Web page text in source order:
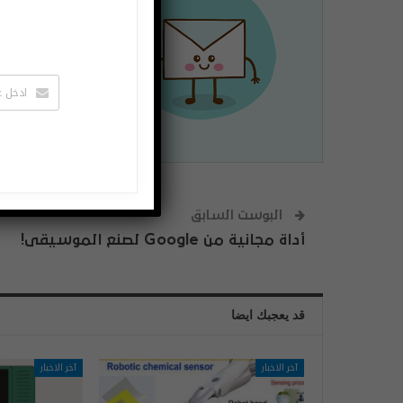
لتصلك
يمكنك
البوست السابق
أداة مجانية من Google لصنع الموسيقى!
قد يعجبك ايضا
آخر الاخبار آخر الاخبار